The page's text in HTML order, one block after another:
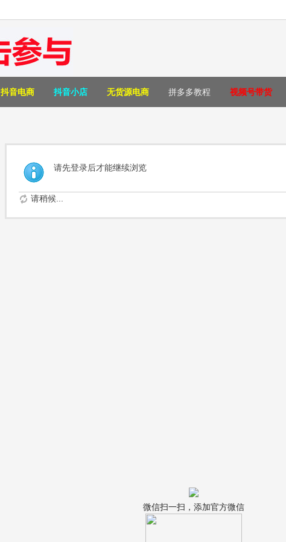
抖音电商 抖音小店 无货源电商 拼多多教程 视频号带货
请先登录后才能继续浏览
请稍候...
微信扫一扫，添加官方微信